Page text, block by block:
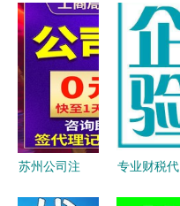
苏州公司注
专业财税代